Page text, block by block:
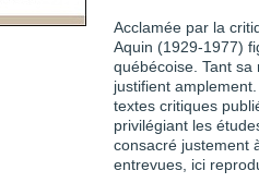
Acclamée par la
Aquin (1929-1977)
québécoise. Tant
justifient
textes critiques
privilégiant les
consacré justement
entrevues, ici